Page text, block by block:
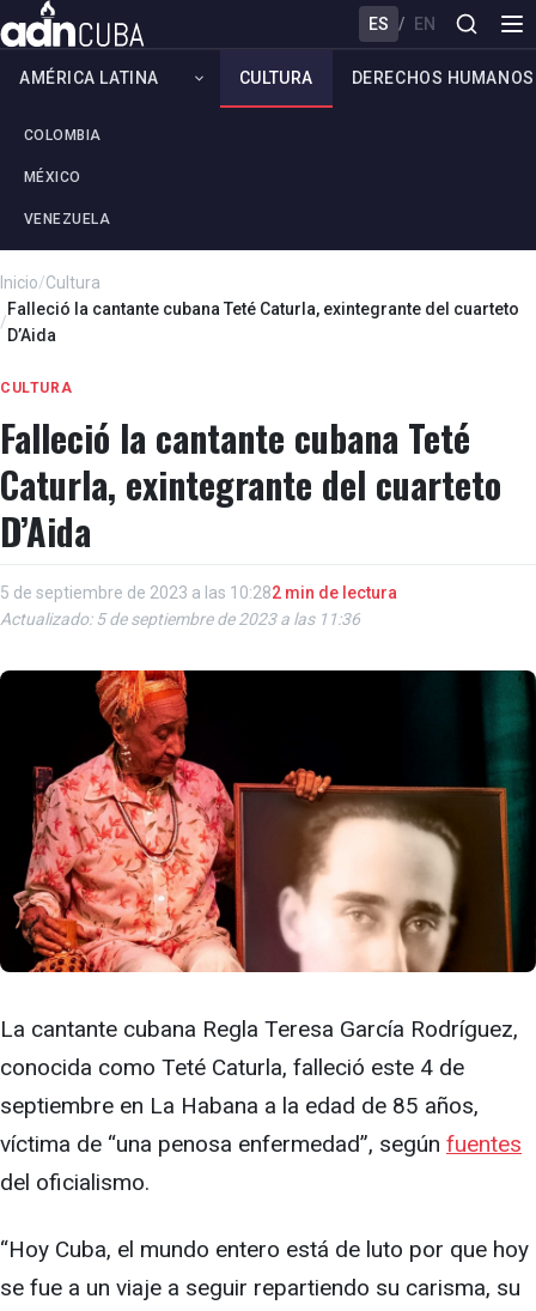
ES / EN
AMÉRICA LATINA
COLOMBIA
MÉXICO
VENEZUELA
CULTURA DERECHOS HUMANOS
Inicio/Cultura
/
Falleció la cantante cubana Teté Caturla, exintegrante del cuarteto
D’Aida
CULTURA
Falleció la cantante cubana Teté
Caturla, exintegrante del cuarteto
D’Aida
5 de septiembre de 2023 a las 10:282 min de lectura
Actualizado: 5 de septiembre de 2023 a las 11:36
La cantante cubana Regla Teresa García Rodríguez,
conocida como Teté Caturla, falleció este 4 de
septiembre en La Habana a la edad de 85 años,
víctima de “una penosa enfermedad”, según fuentes
del oficialismo.
“Hoy Cuba, el mundo entero está de luto por que hoy
se fue a un viaje a seguir repartiendo su carisma, su